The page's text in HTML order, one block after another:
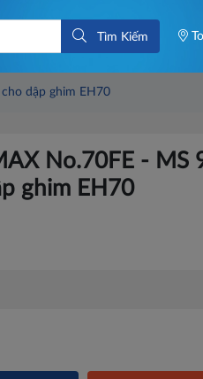
Tìm Kiếm
dập ghim EH70
No.70FE - MS
ghim EH70